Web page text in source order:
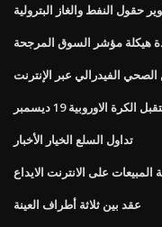
هيكلة مؤشر السوق المرجحة
الفيدرالي عبر الإنترنت
الكرة الاوروبية 19 ديسمبر
تداول السلع الخيار الأخبار
المبيعات على الانترنت الايداع
عقد بين ثلاثة أطراف العينة